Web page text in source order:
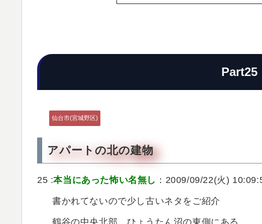
Part25
仙台市(宮城野区)
アパートの北の建物
25 :本当にあった怖い名無し ：2009/09/22(火)
書かれてないので少し古いネタをご紹介
鶴谷の中央北部、ひょうたん沼の東側にある